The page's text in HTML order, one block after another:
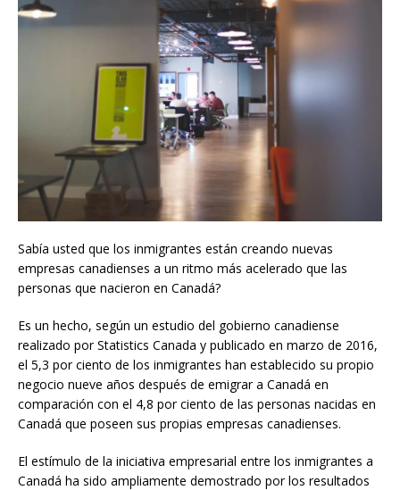
Sabía usted que los inmigrantes están creando nuevas
empresas canadienses a un ritmo más acelerado que las
personas que nacieron en Canadá?
Es un hecho, según un estudio del gobierno canadiense
realizado por Statistics Canada y publicado en marzo de 2016,
el 5,3 por ciento de los inmigrantes han establecido su propio
negocio nueve años después de emigrar a Canadá en
comparación con el 4,8 por ciento de las personas nacidas en
Canadá que poseen sus propias empresas canadienses.
El estímulo de la iniciativa empresarial entre los inmigrantes a
Canadá ha sido ampliamente demostrado por los resultados